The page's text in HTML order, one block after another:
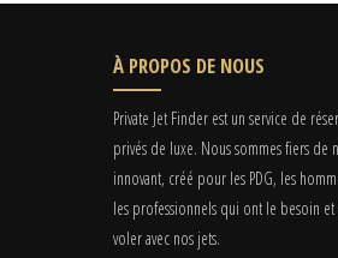
À PROPOS DE NOUS
Private Jet Finder est un service de
privés de luxe. Nous sommes fiers de
innovant, créé pour les PDG, les
les professionnels qui ont le besoin
voler avec nos jets.